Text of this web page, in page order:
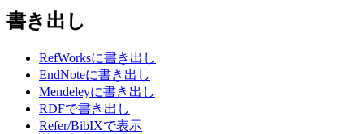
書き出し
RefWorksに書き出し
EndNoteに書き出し
Mendeleyに書き出し
RDFで書き出し
Refer/BibIXで表示